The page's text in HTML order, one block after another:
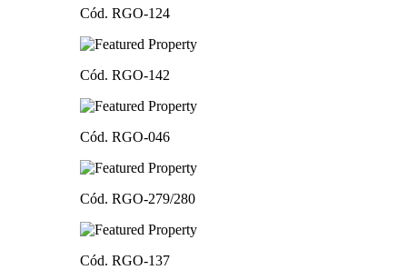
Cód. RGO-124
Cód. RGO-142
Cód. RGO-046
Cód. RGO-279/280
Cód. RGO-137